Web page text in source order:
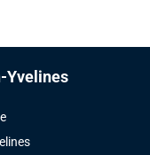
Yvelines